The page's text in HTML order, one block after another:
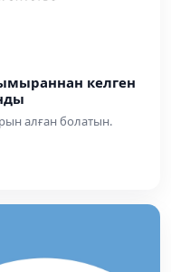
келген
алған болатын.